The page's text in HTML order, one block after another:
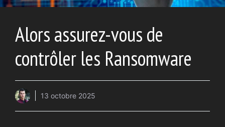
Alors assurez-vous de
contrôler les Ransomware
13 octobre 2025